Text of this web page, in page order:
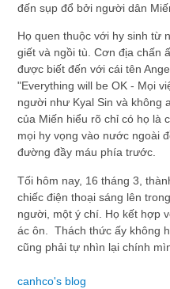
đến sụp đổ bởi người dân
Họ quen thuộc với hy sinh từ
giết và ngồi tù. Cơn địa chấn
được biết đến với cái tên
"Everything will be OK - Mọi
người như Kyal Sin và không
của Miến hiểu rõ chỉ có họ là
mọi hy vọng vào nước ngoài
đường đầy máu phía trước.
Tối hôm nay, 16 tháng 3,
chiếc điện thoại sáng lên
người, một ý chí. Họ kết hợp
ác ôn. Thách thức ấy không
cũng phải tự nhìn lại chính
canhco's blog